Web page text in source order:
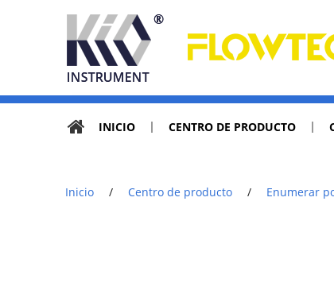
INICIO CENTRO DE PRODUCTO
Inicio / Centro de producto / Enumerar